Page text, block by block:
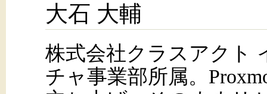
大石 大輔
株式会社クラスアクト
チャ事業部所属。